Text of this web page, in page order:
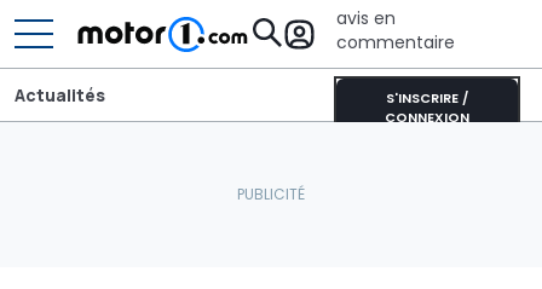
avis en
commentaire
S'INSCRIRE /
CONNEXION
Actualités